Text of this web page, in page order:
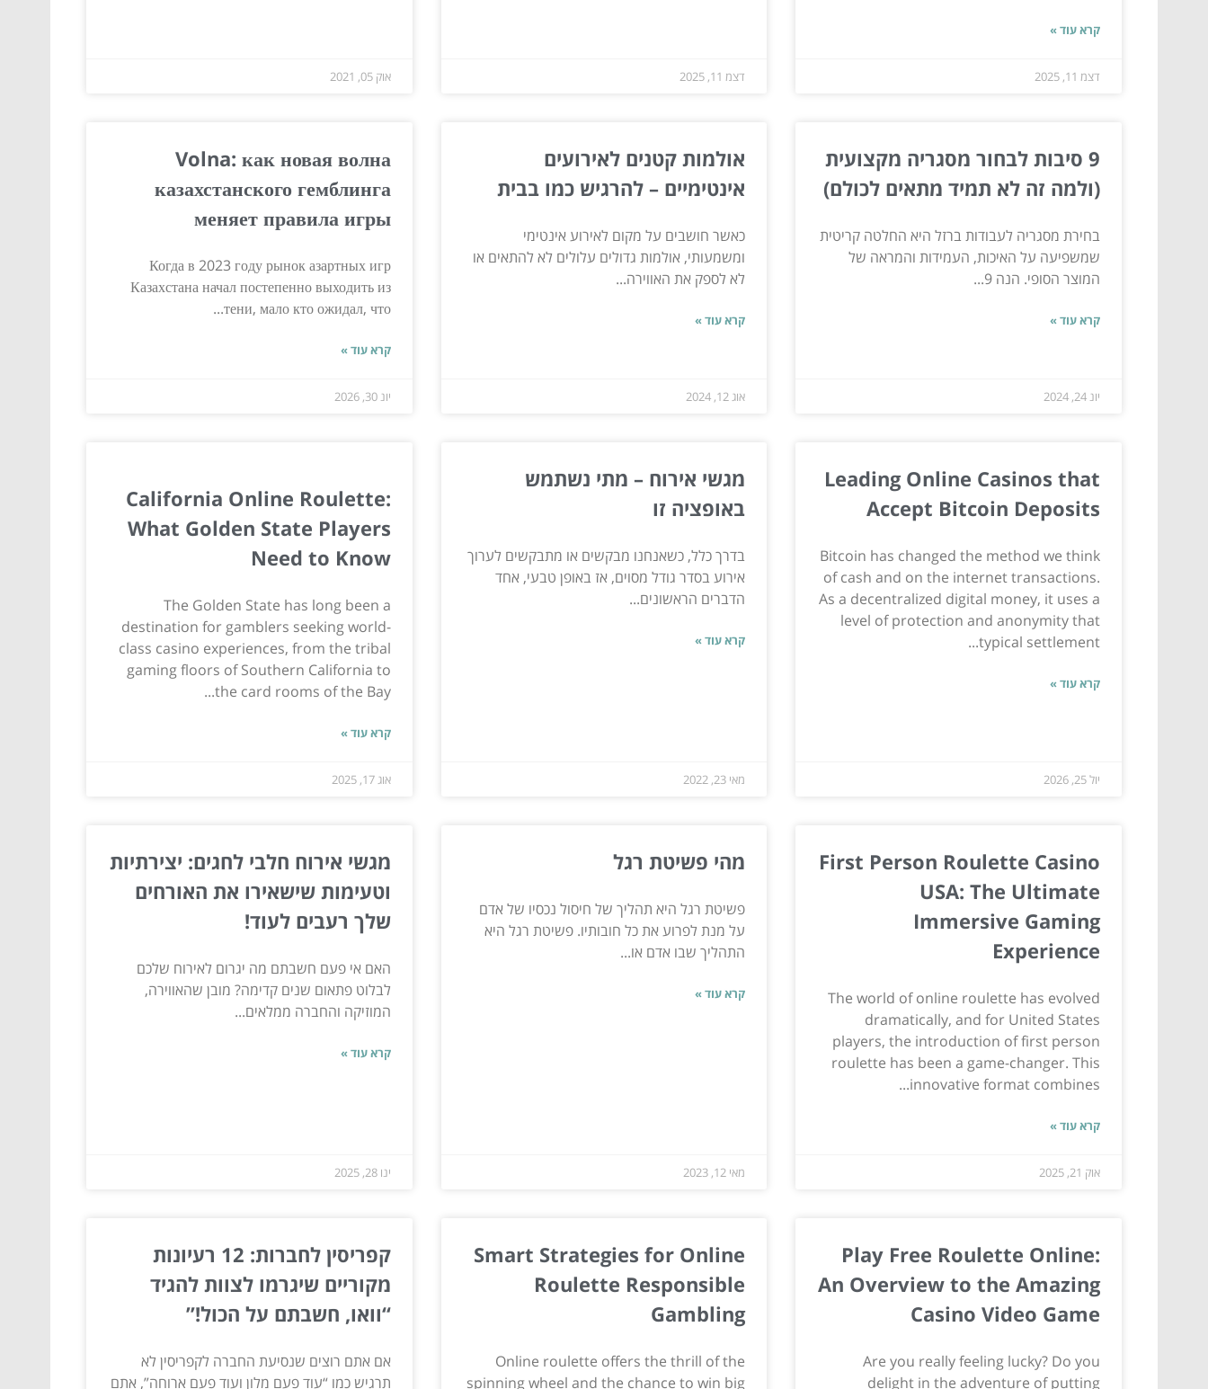
קרא עוד »
דצמ 11, 2025 דצמ 11, 2025 אוק 05, 2021
9 סיבות לבחור מסגריה מקצועית
(ולמה זה לא תמיד מתאים לכולם)
בחירת מסגריה לעבודות ברזל היא החלטה קריטית
שמשפיעה על האיכות, העמידות והמראה של
המוצר הסופי. הנה 9...
קרא עוד »
יונ 24, 2024
אולמות קטנים לאירועים
אינטימיים – להרגיש כמו בבית
כאשר חושבים על מקום לאירוע אינטימי
ומשמעותי, אולמות גדולים עלולים לא להתאים או
לא לספק את האווירה...
קרא עוד »
אוג 12, 2024
Volna: как новая волна
казахстанского гемблинга
меняет правила игры
Когда в 2023 году рынок азартных игр
Казахстана начал постепенно выходить из
тени, мало кто ожидал, что...
קרא עוד »
יונ 30, 2026
Leading Online Casinos that
Accept Bitcoin Deposits
Bitcoin has changed the method we think
of cash and on the internet transactions.
As a decentralized digital money, it uses a
level of protection and anonymity that
typical settlement...
קרא עוד »
יול 25, 2026
מגשי אירוח – מתי נשתמש
באופציה זו
בדרך כלל, כשאנחנו מבקשים או מתבקשים לערוך
אירוע בסדר גודל מסוים, אז באופן טבעי, אחד
הדברים הראשונים...
קרא עוד »
מאי 23, 2022
California Online Roulette:
What Golden State Players
Need to Know
The Golden State has long been a
destination for gamblers seeking world-
class casino experiences, from the tribal
gaming floors of Southern California to
the card rooms of the Bay...
קרא עוד »
אוג 17, 2025
First Person Roulette Casino
USA: The Ultimate
Immersive Gaming
Experience
The world of online roulette has evolved
dramatically, and for United States
players, the introduction of first person
roulette has been a game-changer. This
innovative format combines...
קרא עוד »
אוק 21, 2025
מהי פשיטת רגל
פשיטת רגל היא תהליך של חיסול נכסיו של אדם
על מנת לפרוע את כל חובותיו. פשיטת רגל היא
התהליך שבו אדם או...
קרא עוד »
מאי 12, 2023
מגשי אירוח חלבי לחגים: יצירתיות
וטעימות שישאירו את האורחים
שלך רעבים לעוד!
האם אי פעם חשבתם מה יגרום לאירוח שלכם
לבלוט פתאום שנים קדימה? מובן שהאווירה,
המוזיקה והחברה ממלאים...
קרא עוד »
ינו 28, 2025
Play Free Roulette Online:
An Overview to the Amazing
Casino Video Game
Are you really feeling lucky? Do you
delight in the adventure of putting
Smart Strategies for Online
Roulette Responsible
Gambling
Online roulette offers the thrill of the
spinning wheel and the chance to win big
קפריסין לחברות: 12 רעיונות
מקוריים שיגרמו לצוות להגיד
“וואו, חשבתם על הכול!”
אם אתם רוצים שנסיעת החברה לקפריסין לא
תרגיש כמו “עוד פעם מלון ועוד פעם ארוחה”, אתם